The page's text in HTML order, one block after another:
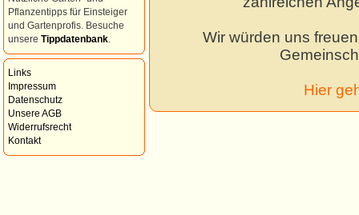
Pflanzentipps für Einsteiger
und Gartenprofis. Besuche
unsere Tippdatenbank
Links
Impressum
Datenschutz
Unsere AGB
Widerrufsrecht
Kontakt
Wir würden uns
Hier